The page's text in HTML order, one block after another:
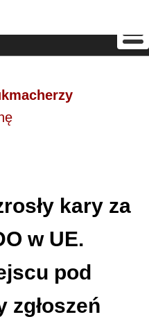
kary za
w UE.
pod
zgłoszeń